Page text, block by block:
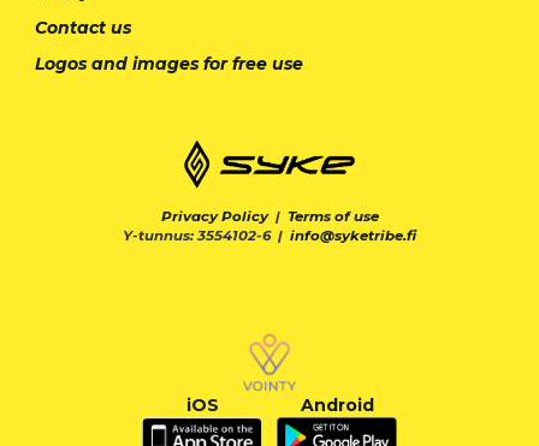
Contact us
Logos and images for free use
Privacy Policy| Terms of use
Y-tunnus: 3554102-6 | info@syketribe.fi
iOS Android